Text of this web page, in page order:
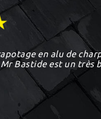
en alu de
Bastide est un très